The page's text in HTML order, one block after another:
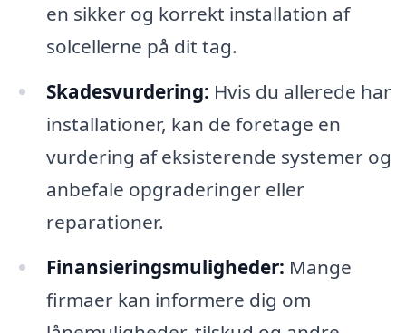
en sikker og korrekt installation af
solcellerne på dit tag.
Skadesvurdering: Hvis du allerede har
installationer, kan de foretage en
vurdering af eksisterende systemer og
anbefale opgraderinger eller
reparationer.
Finansieringsmuligheder: Mange
firmaer kan informere dig om